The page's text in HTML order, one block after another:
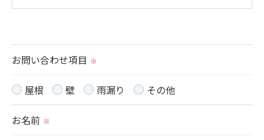
られた場合を除き、
ません。
＜個人情報の委託について＞
お問い合わせ項目 ※
屋根 壁 雨漏り その他
お名前 ※